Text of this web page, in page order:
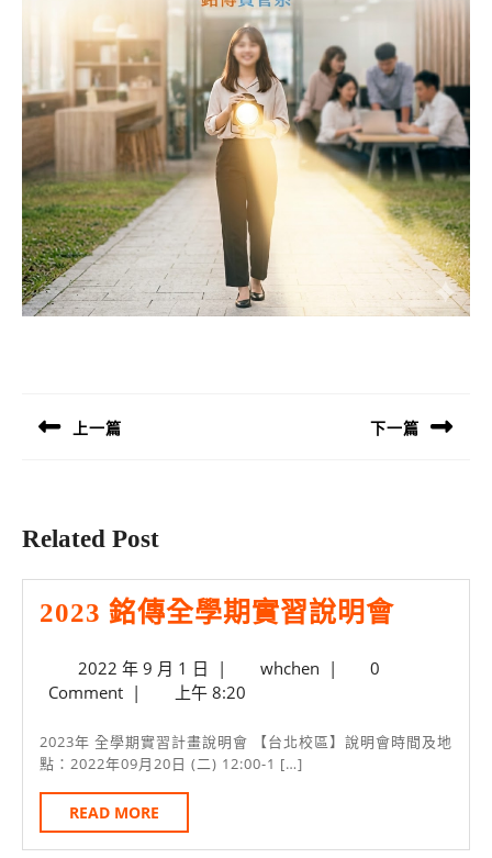
導
上一篇 下一篇
Related Post
2023 銘傳全學期實習說明會2023
學
習
2022 年 9 月 1 日 2022
年
月
1
| whchenwhchen
|
0
Comment | 上午 8:20
2023年 全學期實習計畫說明會 【台北校區】說明會時間及地
點：2022年09月20日 (二) 12:00-1 […]
READ MORE
MORE